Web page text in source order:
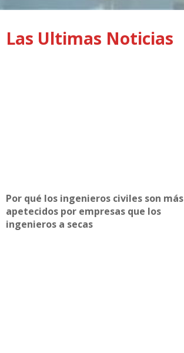
Las Ultimas Noticias
Por qué los ingenieros civiles son más
apetecidos por empresas que los
ingenieros a secas